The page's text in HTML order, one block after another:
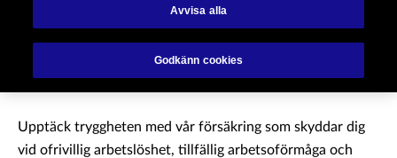
Upptäck tryggheten med vår försäkring som skyddar dig
vid ofrivillig arbetslöshet, tillfällig arbetsoförmåga och
Avvisa alla
Godkänn cookies